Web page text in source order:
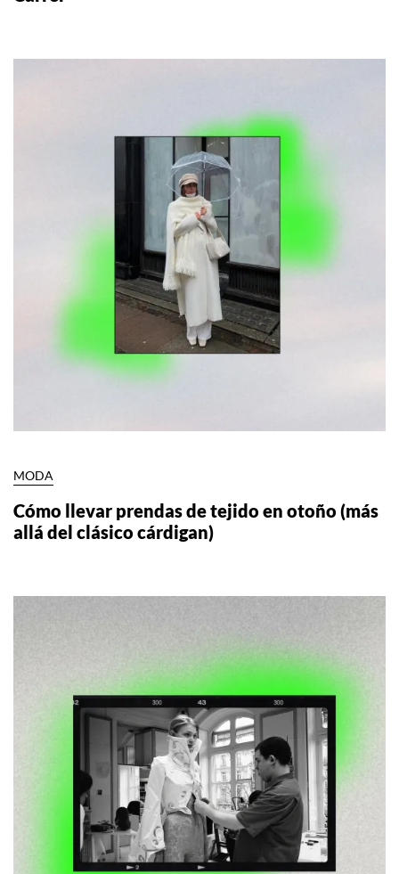
MODA
Cómo llevar prendas de tejido en otoño (más
allá del clásico cárdigan)